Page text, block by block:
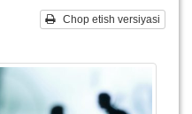
Chop etish versiyasi